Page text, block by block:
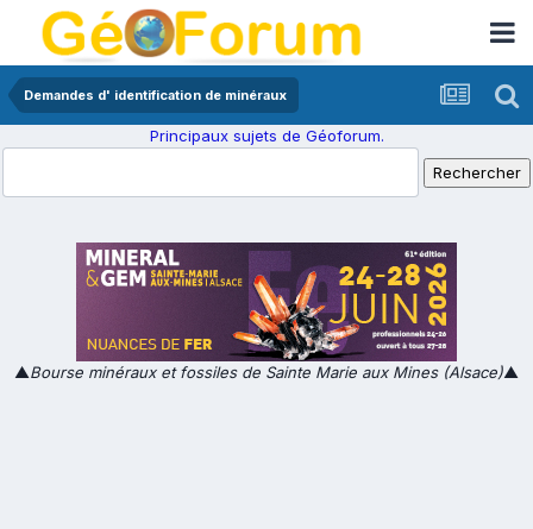
Demandes d' identification de minéraux
Principaux sujets de Géoforum.
▲Bourse minéraux et fossiles de Sainte Marie aux Mines (Alsace)▲